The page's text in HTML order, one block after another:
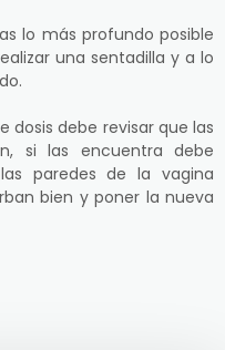
lo más profundo posible
una sentadilla y a lo
dosis debe revisar que las
si las encuentra debe
paredes de la vagina
bien y poner la nueva